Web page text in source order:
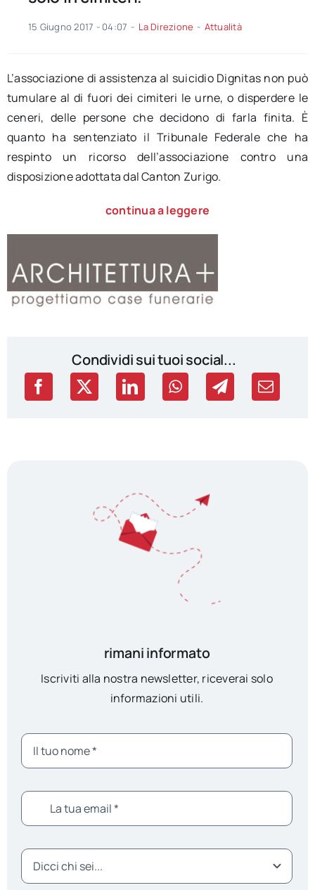
15 Giugno 2017 - 04:07 - La Direzione - Attualità
L’associazione di assistenza al suicidio Dignitas non può
tumulare al di fuori dei cimiteri le urne, o disperdere le
ceneri, delle persone che decidono di farla finita. È
quanto ha sentenziato il Tribunale Federale che ha
respinto un ricorso dell’associazione contro una
disposizione adottata dal Canton Zurigo.
continua a leggere
Condividi sui tuoi social...
rimani informato
Iscriviti alla nostra newsletter, riceverai solo
informazioni utili.